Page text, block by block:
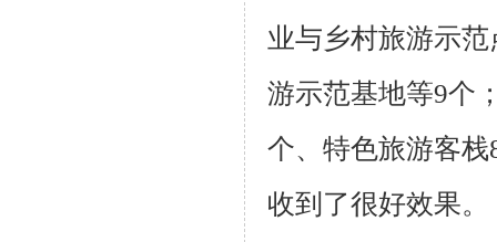
业与乡村旅游示
游示范基地等9个
个、特色旅游客栈
收到了很好效果。